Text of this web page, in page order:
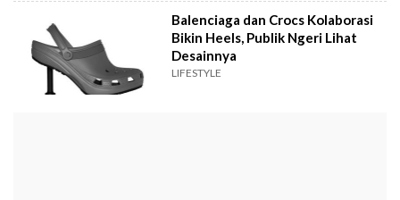
Balenciaga dan Crocs Kolaborasi
Bikin Heels, Publik Ngeri Lihat
Desainnya
LIFESTYLE